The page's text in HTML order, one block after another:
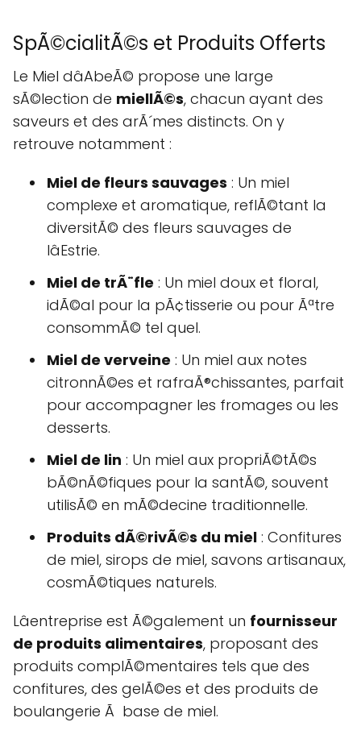
SpÃ©cialitÃ©s et Produits Offerts
Le Miel dâAbeÃ© propose une large
sÃ©lection de miellÃ©s, chacun ayant des
saveurs et des arÃ´mes distincts. On y
retrouve notamment :
Miel de fleurs sauvages : Un miel
complexe et aromatique, reflÃ©tant la
diversitÃ© des fleurs sauvages de
lâEstrie.
Miel de trÃ¨fle : Un miel doux et floral,
idÃ©al pour la pÃ¢tisserie ou pour Ãªtre
consommÃ© tel quel.
Miel de verveine : Un miel aux notes
citronnÃ©es et rafraÃ®chissantes, parfait
pour accompagner les fromages ou les
desserts.
Miel de lin : Un miel aux propriÃ©tÃ©s
bÃ©nÃ©fiques pour la santÃ©, souvent
utilisÃ© en mÃ©decine traditionnelle.
Produits dÃ©rivÃ©s du miel : Confitures
de miel, sirops de miel, savons artisanaux,
cosmÃ©tiques naturels.
Lâentreprise est Ã©galement un fournisseur
de produits alimentaires, proposant des
produits complÃ©mentaires tels que des
confitures, des gelÃ©es et des produits de
boulangerie Ã base de miel.